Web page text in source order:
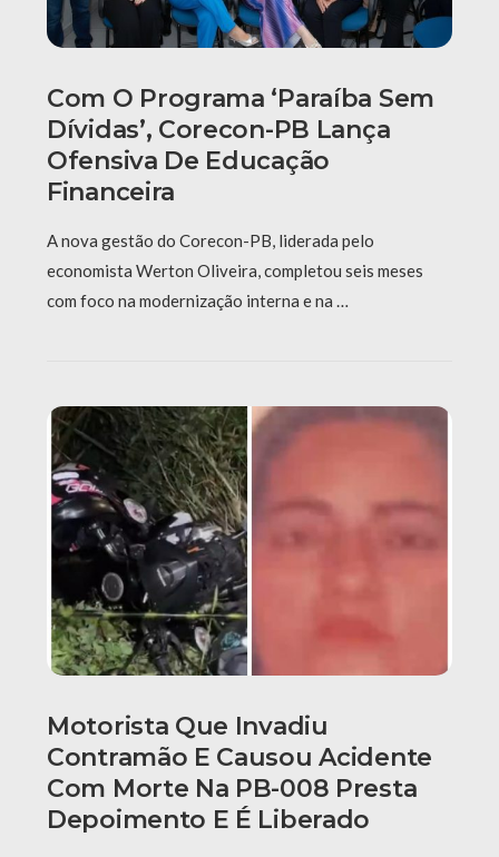
Com O Programa ‘Paraíba Sem
Dívidas’, Corecon-PB Lança
Ofensiva De Educação
Financeira
A nova gestão do Corecon-PB, liderada pelo
economista Werton Oliveira, completou seis meses
com foco na modernização interna e na …
Motorista Que Invadiu
Contramão E Causou Acidente
Com Morte Na PB-008 Presta
Depoimento E É Liberado